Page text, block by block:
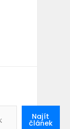
Najít
článek